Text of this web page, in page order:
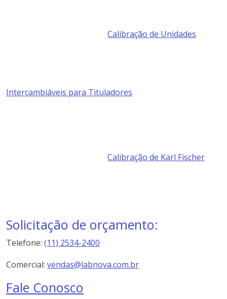
Calibração de Unidades
Intercambiáveis para Tituladores
Calibração de Karl Fischer
Solicitação de orçamento:
Telefone: (11) 2534-2400
Comercial: vendas@labnova.com.br
Fale Conosco